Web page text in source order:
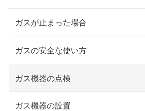
ガスが止まった場合
ガスの安全な使い方
ガス機器の点検
ガス機器の設置